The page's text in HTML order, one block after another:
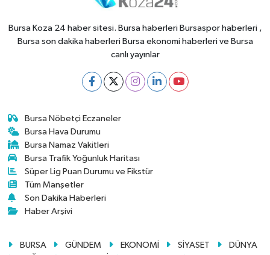
Bursa Koza 24 haber sitesi. Bursa haberleri Bursaspor haberleri ,
Bursa son dakika haberleri Bursa ekonomi haberleri ve Bursa
canlı yayınlar
Bursa Nöbetçi Eczaneler
Bursa Hava Durumu
Bursa Namaz Vakitleri
Bursa Trafik Yoğunluk Haritası
Süper Lig Puan Durumu ve Fikstür
Tüm Manşetler
Son Dakika Haberleri
Haber Arşivi
BURSA GÜNDEM EKONOMİ SİYASET
DÜNYA